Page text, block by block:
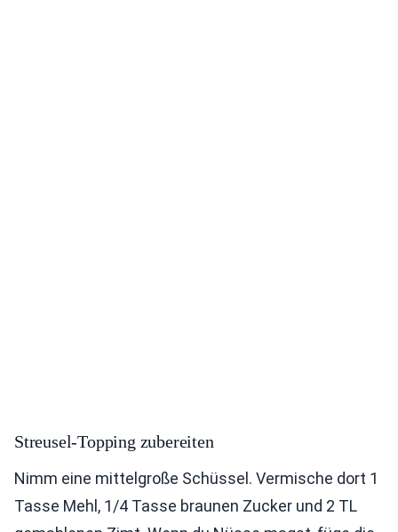
Streusel-Topping zubereiten
Nimm eine mittelgroße Schüssel. Vermische dort 1
Tasse Mehl, 1/4 Tasse braunen Zucker und 2 TL